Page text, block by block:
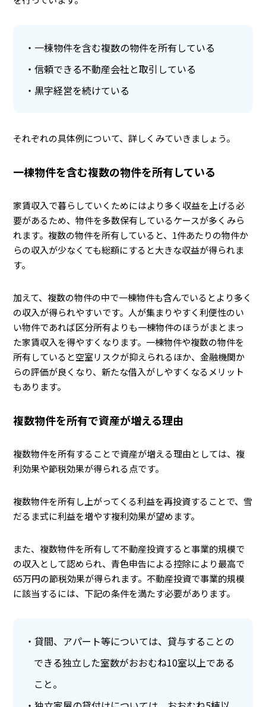
一棟物件を含む複数の物件を所有している
信頼できる不動産会社と取引している
黒字経営を続けている
それぞれの具体例について、詳しくみていきましょう。
一棟物件を含む複数の物件を所有している
家賃収入で暮らしていくためにはより多く収益を上げる必
要があるため、物件を多数保有しているケースが多くみら
れます。複数の物件を所有していると、1件あたりの物件か
らの収入が少なくても総額にすると大きな収益が得られま
す。
加えて、複数の物件の中で一棟物件も含んでいるとより多く
の収入が得られやすいです。人が集まりやすく利便性のい
い物件であれば区分所有よりも一棟物件のほうがまとまっ
た家賃収入を得やすくなります。一棟物件や複数の物件を
所有していると空室リスクが抑えられるほか、金融機関か
らの評価が良くなり、新たな借入がしやすくなるメリット
もあります。
複数物件を所有で資産が増える理由
複数物件を所有することで資産が増える理由としては、複
利効果や節税効果が得られる点です。
複数物件を所有し上がってくる利益を再投資することで、雪
だるま式に利益を増やす複利効果が望めます。
また、複数物件を所有して不動産投資すると事業的規模で
の収入として認められ、青色申告による控除により最高で
65万円の節税効果が得られます。不動産投資で事業的規模
に該当するには、下記の条件を満たす必要があります。
貸間、アパート等については、貸与することの
できる独立した室数がおおむね10室以上である
こと。